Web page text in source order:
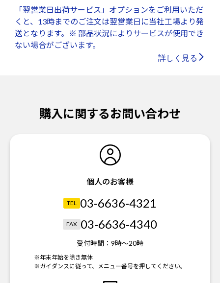
「翌営業日出荷サービス」オプションをご利用いただ
くと、13時までのご注文は翌営業日に当社工場より発
送となります。※ 部品状況によりサービスが使用でき
ない場合がございます。
詳しく見る
購入に関するお問い合わせ
個人のお客様
TEL 03-6636-4321
FAX 03-6636-4340
受付時間： 9時～20時
※年末年始を除き無休
※ガイダンスに従って、メニュー番号を押してください。